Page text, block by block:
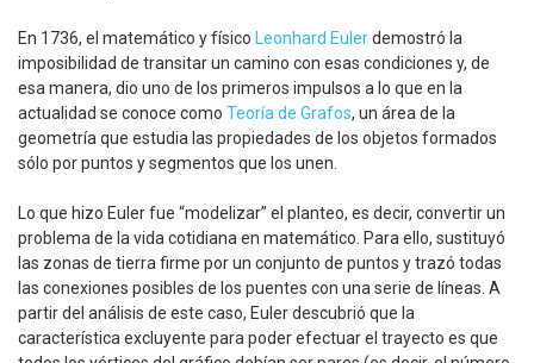
En 1736, el matemático y físico Leonhard Eulerdemostró la
imposibilidad de transitar un camino con esas condiciones y, de
esa manera, dio uno de los primeros impulsos a lo que en la
actualidad se conoce como Teoría de Grafos, un área de la
geometría que estudia las propiedades de los objetos formados
sólo por puntos y segmentos que los unen.
Lo que hizo Euler fue “modelizar” el planteo, es decir, convertir un
problema de la vida cotidiana en matemático. Para ello, sustituyó
las zonas de tierra firme por un conjunto de puntos y trazó todas
las conexiones posibles de los puentes con una serie de líneas. A
partir del análisis de este caso, Euler descubrió que la
característica excluyente para poder efectuar el trayecto es que